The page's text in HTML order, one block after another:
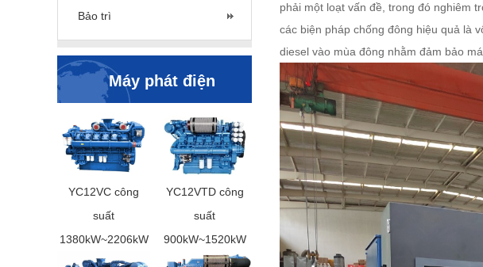
Bảo trì
Máy phát điện
YC12VC công
suất
1380kW~2206kW
YC12VTD công
suất
900kW~1520kW
phải một loạt vấn đề, trong đó nghiêm
các biện pháp chống đông hiệu quả là
diesel vào mùa đông nhằm đảm bảo